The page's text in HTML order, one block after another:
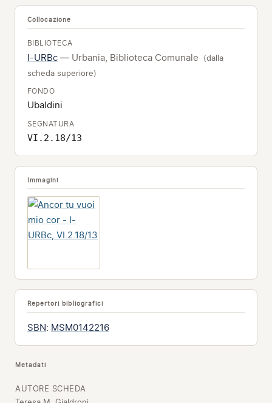
Collocazione
BIBLIOTECA
I-URBc — Urbania, Biblioteca Comunale
(dalla
scheda superiore)
FONDO
Ubaldini
SEGNATURA
VI.2.18/13
Immagini
Repertori bibliografici
SBN: MSM0142216
Metadati
AUTORE SCHEDA